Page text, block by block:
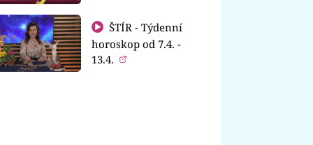
ŠTÍR - Týdenní
horoskop od 7.4. -
13.4.